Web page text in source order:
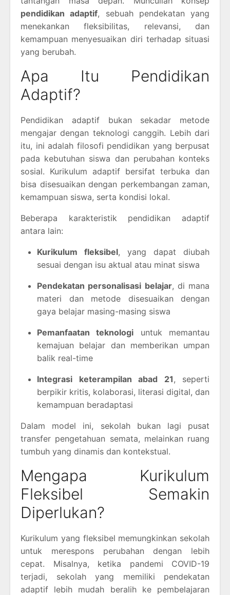
pendidikan adaptif, sebuah pendekatan yang
menekankan fleksibilitas, relevansi, dan
kemampuan menyesuaikan diri terhadap situasi
yang berubah.
Apa Itu Pendidikan
Adaptif?
Pendidikan adaptif bukan sekadar metode
mengajar dengan teknologi canggih. Lebih dari
itu, ini adalah filosofi pendidikan yang berpusat
pada kebutuhan siswa dan perubahan konteks
sosial. Kurikulum adaptif bersifat terbuka dan
bisa disesuaikan dengan perkembangan zaman,
kemampuan siswa, serta kondisi lokal.
Beberapa karakteristik pendidikan adaptif
antara lain:
Kurikulum fleksibel, yang dapat diubah
sesuai dengan isu aktual atau minat siswa
Pendekatan personalisasi belajar, di mana
materi dan metode disesuaikan dengan
gaya belajar masing-masing siswa
Pemanfaatan teknologi untuk memantau
kemajuan belajar dan memberikan umpan
balik real-time
Integrasi keterampilan abad 21, seperti
berpikir kritis, kolaborasi, literasi digital, dan
kemampuan beradaptasi
Dalam model ini, sekolah bukan lagi pusat
transfer pengetahuan semata, melainkan ruang
tumbuh yang dinamis dan kontekstual.
Mengapa Kurikulum
Fleksibel Semakin
Diperlukan?
Kurikulum yang fleksibel memungkinkan sekolah
untuk merespons perubahan dengan lebih
cepat. Misalnya, ketika pandemi COVID-19
terjadi, sekolah yang memiliki pendekatan
adaptif lebih mudah beralih ke pembelajaran